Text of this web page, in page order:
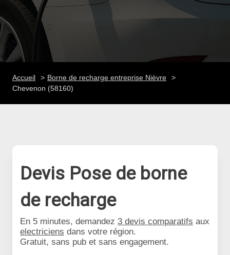
Accueil
Borne de recharge entreprise Nièvre
Chevenon (58160)
Devis Pose de borne
de recharge
En 5 minutes, demandez 3 devis comparatifs aux
electriciens dans votre région.
Gratuit, sans pub et sans engagement.